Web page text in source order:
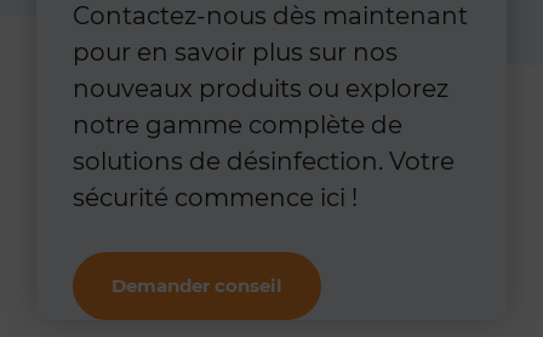
Contactez-nous dès maintenant
pour en savoir plus sur nos
nouveaux produits ou explorez
notre gamme complète de
solutions de désinfection. Votre
sécurité commence ici !
Demander conseil